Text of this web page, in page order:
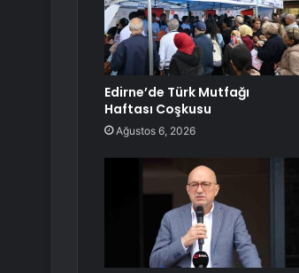
Edirne’de Türk Mutfağı
Haftası Coşkusu
Ağustos 6, 2026